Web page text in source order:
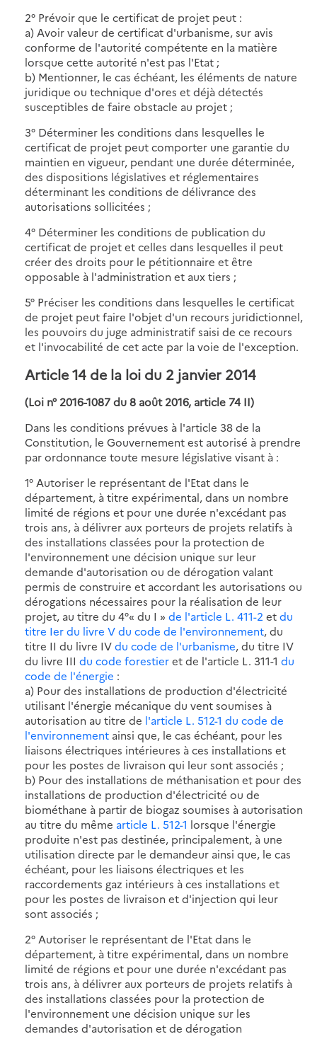
2° Prévoir que le certificat de projet peut :
a) Avoir valeur de certificat d'urbanisme, sur avis
conforme de l'autorité compétente en la matière
lorsque cette autorité n'est pas l'Etat ;
b) Mentionner, le cas échéant, les éléments de nature
juridique ou technique d'ores et déjà détectés
susceptibles de faire obstacle au projet ;
3° Déterminer les conditions dans lesquelles le
certificat de projet peut comporter une garantie du
maintien en vigueur, pendant une durée déterminée,
des dispositions législatives et réglementaires
déterminant les conditions de délivrance des
autorisations sollicitées ;
4° Déterminer les conditions de publication du
certificat de projet et celles dans lesquelles il peut
créer des droits pour le pétitionnaire et être
opposable à l'administration et aux tiers ;
5° Préciser les conditions dans lesquelles le certificat
de projet peut faire l'objet d'un recours juridictionnel,
les pouvoirs du juge administratif saisi de ce recours
et l'invocabilité de cet acte par la voie de l'exception.
Article 14 de la loi du 2 janvier 2014
(Loi n° 2016-1087 du 8 août 2016, article 74 II)
Dans les conditions prévues à l'article 38 de la
Constitution, le Gouvernement est autorisé à prendre
par ordonnance toute mesure législative visant à :
1° Autoriser le représentant de l'Etat dans le
département, à titre expérimental, dans un nombre
limité de régions et pour une durée n'excédant pas
trois ans, à délivrer aux porteurs de projets relatifs à
des installations classées pour la protection de
l'environnement une décision unique sur leur
demande d'autorisation ou de dérogation valant
permis de construire et accordant les autorisations ou
dérogations nécessaires pour la réalisation de leur
projet, au titre du 4°« du I » de l'article L. 411-2 etdu
titre Ier du livre V du code de l'environnement, du
titre II du livre IVdu code de l'urbanisme, du titre IV
du livre III du code forestieret de l'article L. 311-1 du
code de l'énergie :
a) Pour des installations de production d'électricité
utilisant l'énergie mécanique du vent soumises à
autorisation au titre de l'article L. 512-1 du code de
l'environnement ainsi que, le cas échéant, pour les
liaisons électriques intérieures à ces installations et
pour les postes de livraison qui leur sont associés ;
b) Pour des installations de méthanisation et pour des
installations de production d'électricité ou de
biométhane à partir de biogaz soumises à autorisation
au titre du même article L. 512-1 lorsque l'énergie
produite n'est pas destinée, principalement, à une
utilisation directe par le demandeur ainsi que, le cas
échéant, pour les liaisons électriques et les
raccordements gaz intérieurs à ces installations et
pour les postes de livraison et d'injection qui leur
sont associés ;
2° Autoriser le représentant de l'Etat dans le
département, à titre expérimental, dans un nombre
limité de régions et pour une durée n'excédant pas
trois ans, à délivrer aux porteurs de projets relatifs à
des installations classées pour la protection de
l'environnement une décision unique sur les
demandes d'autorisation et de dérogation